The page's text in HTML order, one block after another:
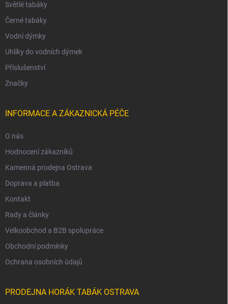
Světlé tabáky
Černé tabáky
Vodní dýmky
Uhlíky do vodních dýmek
Příslušenství
Značky
INFORMACE A ZÁKAZNICKÁ PÉČE
O nás
Hodnocení zákazníků
Kamenná prodejna Ostrava
Doprava a platba
Kontakt
Rady a články
Velkoobchod a B2B spolupráce
Obchodní podmínky
Ochrana osobních údajů
PRODEJNA HORÁK TABÁK OSTRAVA